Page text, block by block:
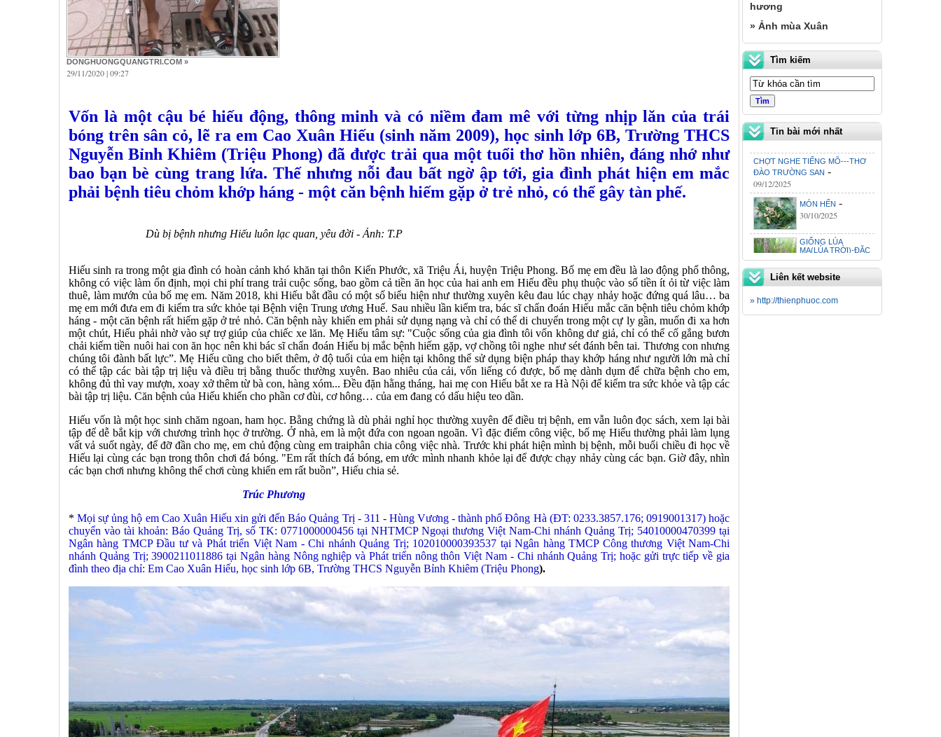
DONGHUONGQUANGTRI.COM »
29/11/2020 | 09:27
Vốn là một cậu bé hiếu động, thông minh và có niềm đam mê với từng nhịp lăn của trái
bóng trên sân cỏ, lẽ ra em Cao Xuân Hiếu (sinh năm 2009), học sinh lớp 6B, Trường THCS
Nguyễn Bỉnh Khiêm (Triệu Phong) đã được trải qua một tuổi thơ hồn nhiên, đáng nhớ như
bao bạn bè cùng trang lứa. Thế nhưng nỗi đau bất ngờ ập tới, gia đình phát hiện em mắc
phải bệnh tiêu chỏm khớp háng - một căn bệnh hiếm gặp ở trẻ nhỏ, có thể gây tàn phế.
Dù bị bệnh nhưng Hiếu luôn lạc quan, yêu đời - Ảnh: T.P​
Hiếu sinh ra trong một gia đình có hoàn cảnh khó khăn tại thôn Kiến Phước, xã Triệu Ái, huyện Triệu Phong. Bố mẹ em đều là lao động phổ thông,
không có việc làm ổn định, mọi chi phí trang trải cuộc sống, bao gồm cả tiền ăn học của hai anh em Hiếu đều phụ thuộc vào số tiền ít ỏi từ việc làm
thuê, làm mướn của bố mẹ em. Năm 2018, khi Hiếu bắt đầu có một số biểu hiện như thường xuyên kêu đau lúc chạy nhảy hoặc đứng quá lâu… ba
mẹ em mới đưa em đi kiểm tra sức khỏe tại Bệnh viện Trung ương Huế. Sau nhiều lần kiểm tra, bác sĩ chẩn đoán Hiếu mắc căn bệnh tiêu chỏm khớp
háng - một căn bệnh rất hiếm gặp ở trẻ nhỏ. Căn bệnh này khiến em phải sử dụng nạng và chỉ có thể di chuyển trong một cự ly gần, muốn đi xa hơn
một chút, Hiếu phải nhờ vào sự trợ giúp của chiếc xe lăn. Mẹ Hiếu tâm sự: "Cuộc sống của gia đình tôi vốn không dư giả, chỉ có thể cố gắng bươn
chải kiếm tiền nuôi hai con ăn học nên khi bác sĩ chẩn đoán Hiếu bị mắc bệnh hiếm gặp, vợ chồng tôi nghe như sét đánh bên tai. Thương con nhưng
chúng tôi đành bất lực”. Mẹ Hiếu cũng cho biết thêm, ở độ tuổi của em hiện tại không thể sử dụng biện pháp thay khớp háng như người lớn mà chỉ
có thể tập các bài tập trị liệu và điều trị bằng thuốc thường xuyên. Bao nhiêu của cải, vốn liếng có được, bố mẹ dành dụm để chữa bệnh cho em,
không đủ thì vay mượn, xoay xở thêm từ bà con, hàng xóm... Đều đặn hằng tháng, hai mẹ con Hiếu bắt xe ra Hà Nội để kiểm tra sức khỏe và tập các
bài tập trị liệu. Căn bệnh của Hiếu khiến cho phần cơ đùi, cơ hông… của em đang có dấu hiệu teo dần.
Hiếu vốn là một học sinh chăm ngoan, ham học. Bằng chứng là dù phải nghỉ học thường xuyên để điều trị bệnh, em vẫn luôn đọc sách, xem lại bài
tập để dễ bắt kịp với chương trình học ở trường. Ở nhà, em là một đứa con ngoan ngoãn. Vì đặc điểm công việc, bố mẹ Hiếu thường phải làm lụng
vất vả suốt ngày, để đỡ đần cho mẹ, em chủ động cùng em traiphân chia công việc nhà. Trước khi phát hiện mình bị bệnh, mỗi buổi chiều đi học về
Hiếu lại cùng các bạn trong thôn chơi đá bóng. "Em rất thích đá bóng, em ước mình nhanh khỏe lại để được chạy nhảy cùng các bạn. Giờ đây, nhìn
các bạn chơi nhưng không thể chơi cùng khiến em rất buồn”, Hiếu chia sẻ.
Trúc Phương
*Mọi sự ủng hộ em Cao Xuân Hiếu xin gửi đến Báo Quảng Trị - 311 - Hùng Vương - thành phố Đông Hà (ĐT: 0233.3857.176; 0919001317) hoặc
chuyển vào tài khoản: Báo Quảng Trị, số TK: 0771000000456 tại NHTMCP Ngoại thương Việt Nam-Chi nhánh Quảng Trị; 54010000470399 tại
Ngân hàng TMCP Đầu tư và Phát triển Việt Nam - Chi nhánh Quảng Trị; 102010000393537 tại Ngân hàng TMCP Công thương Việt Nam-Chi
nhánh Quảng Trị; 3900211011886 tại Ngân hàng Nông nghiệp và Phát triển nông thôn Việt Nam - Chi nhánh Quảng Trị; hoặc gửi trực tiếp về gia
đình theo địa chỉ: Em Cao Xuân Hiếu, học sinh lớp 6B, Trường THCS Nguyễn Bỉnh Khiêm (Triệu Phong).
hương
» Ảnh mùa Xuân
Tìm kiếm
Tin bài mới nhất
CHỢT NGHE TIẾNG MÕ---THƠ
ĐÀO TRƯỜNG SAN-
09/12/2025
30/10/2025
SẢN QUẢNG TRỊ
30/10/2025
LŨ GHÉ-THƠ ĐÀO TRƯỜNG
SAN
-30/10/2025
ĂN SÁNG KHOAI
-
Liên kết website
» http://thienphuoc.com